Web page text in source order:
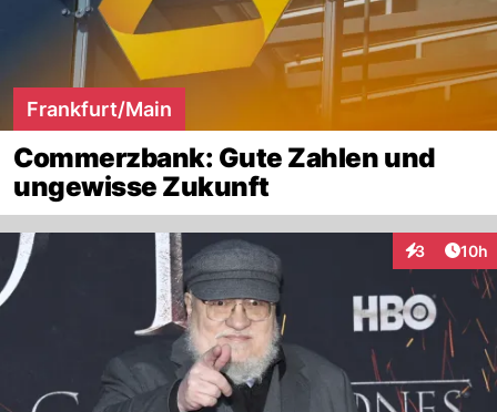
Frankfurt/Main
Commerzbank: Gute Zahlen und
ungewisse Zukunft
3
Interaktionen
10h